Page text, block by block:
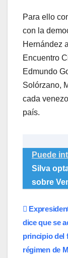
Para ello
con la
Hernández
Encuentro
Edmundo
Solórzano,
cada
país.
Puede
Silva
sobre
de
dice que se
principio del
régimen de